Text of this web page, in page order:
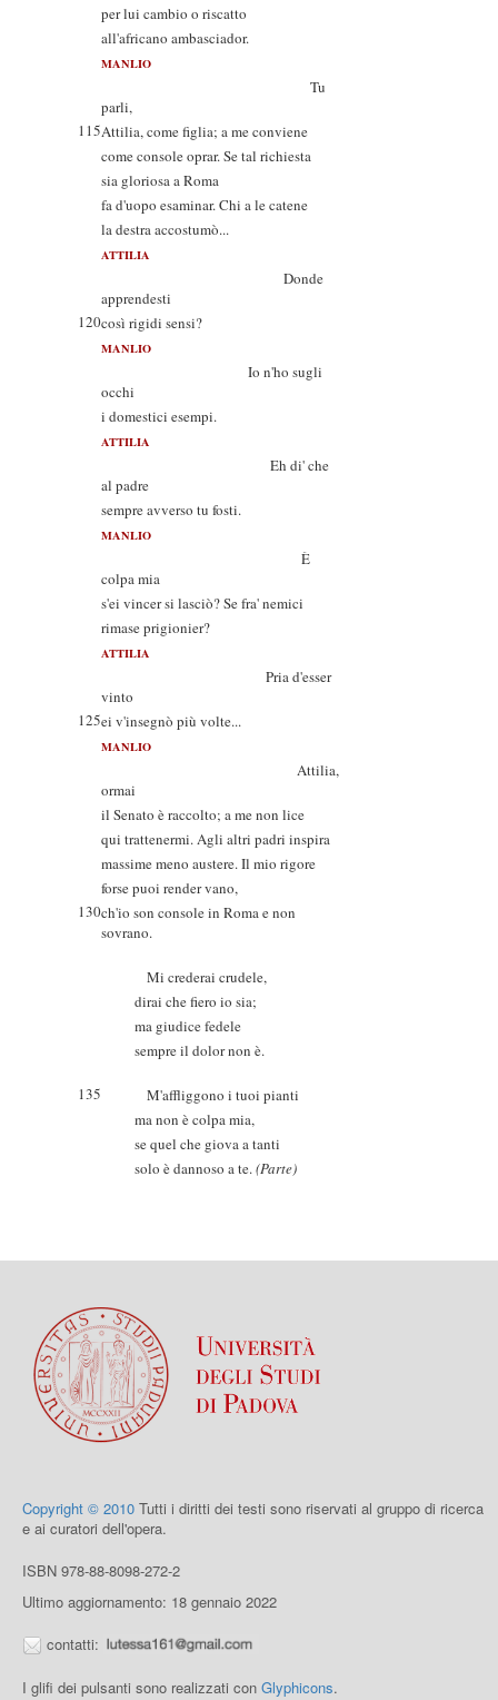
per lui cambio o riscatto
all'africano ambasciador.
MANLIO
Tu
parli,
115Attilia, come figlia; a me conviene
come console oprar. Se tal richiesta
sia gloriosa a Roma
fa d'uopo esaminar. Chi a le catene
la destra accostumò...
ATTILIA
Donde
apprendesti
120così rigidi sensi?
MANLIO
Io n'ho sugli
occhi
i domestici esempi.
ATTILIA
Eh di' che
al padre
sempre avverso tu fosti.
MANLIO
È
colpa mia
s'ei vincer si lasciò? Se fra' nemici
rimase prigionier?
ATTILIA
Pria d'esser
vinto
125ei v'insegnò più volte...
MANLIO
Attilia,
ormai
il Senato è raccolto; a me non lice
qui trattenermi. Agli altri padri inspira
massime meno austere. Il mio rigore
forse puoi render vano,
130ch'io son console in Roma e non
sovrano.
Mi crederai crudele,
dirai che fiero io sia;
ma giudice fedele
sempre il dolor non è.
135
M'affliggono i tuoi pianti
ma non è colpa mia,
se quel che giova a tanti
solo è dannoso a te.(Parte)
Copyright © 2010 Tutti i diritti dei testi sono riservati al gruppo di ricerca
e ai curatori dell'opera.
ISBN 978-88-8098-272-2
Ultimo aggiornamento: 18 gennaio 2022
contatti:
I glifi dei pulsanti sono realizzati con Glyphicons.